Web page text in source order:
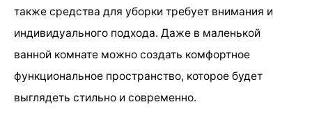
также средства для уборки требует внимания и
индивидуального подхода. Даже в маленькой
ванной комнате можно создать комфортное
функциональное пространство, которое будет
выглядеть стильно и современно.